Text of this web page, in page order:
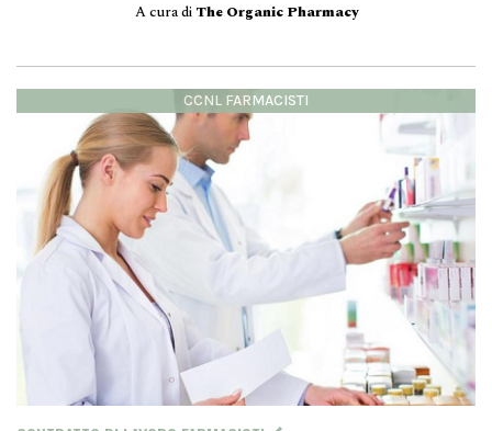
A cura di The Organic Pharmacy
CCNL FARMACISTI